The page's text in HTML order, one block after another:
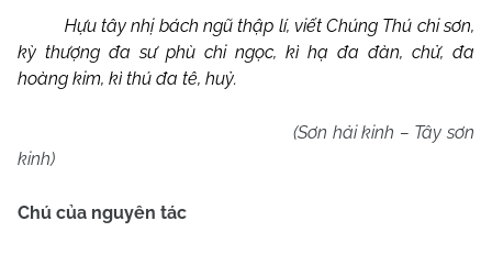
Hựu tây nhị bách ngũ thập lí, viết Chúng Thú chi sơn,
kỳ thượng đa sư phù chi ngọc, kì hạ đa đàn, chử, đa
hoàng kim, kì thú đa tê, huỷ.
(Sơn hải kinh – Tây sơn
kinh)
Chú của nguyên tác